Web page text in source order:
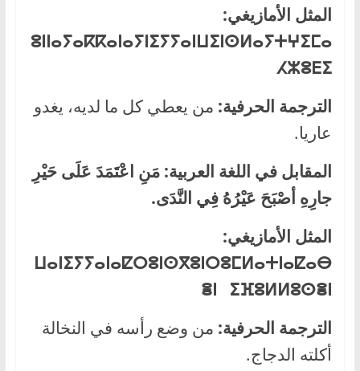
المثل الأمازيغي:
ⵓⵏⵏⴰⵢⴰⴽⴽⴰⵏⴰⵢⵏⵉⵢⵢⴰⵏⵡⵉⵏⵙⵍⴰⵢⵜⵖⵉⵎⴰ
ⵃⵣⵓⴹⵉ
الترجمة الحرفية: من يعطي كل ما لديه، يغدو
عاريا.
المقابل في اللغة العربية: مَنِ اعْتَمَدَ عَلَى حَيْرِ
جارِهِ أصْبَحَ عَيْرُهُ فِي النَّدَى.
المثل الأمازيغي:
ⵡⴰⵏⵉⵢⵢⴰⵏⴰⵇⵔⵓⵏⵙⴳⵓⵏⵔⵓⵎⵍⴰⵜⵏⴰⵇⴰⴱ
ⴻⵏ ⵉⴼⵓⵍⵍⵓⵙⴻⵏ
الترجمة الحرفية: من وضع رأسه في النخالة
أكلته الدجاج.